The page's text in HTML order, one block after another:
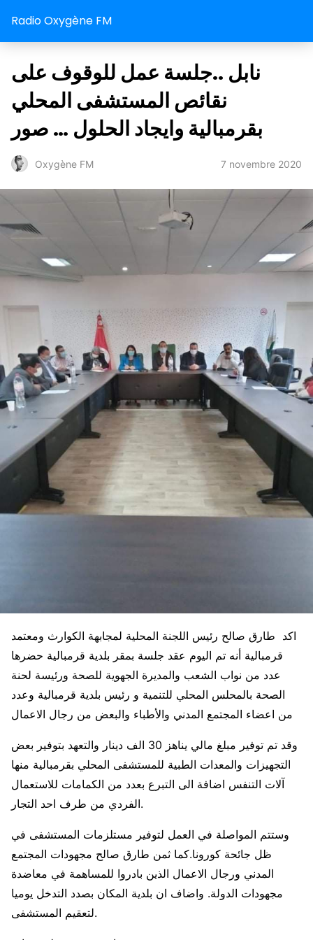
Radio Oxygène FM
نابل ..جلسة عمل للوقوف على
نقائص المستشفى المحلي
بقرمبالية وايجاد الحلول … صور
Oxygène FM 7 novembre 2020
اكد طارق صالح رئيس اللجنة المحلية لمجابهة الكوارث ومعتمد
قرمبالية أنه تم اليوم عقد جلسة بمقر بلدية قرمبالية حضرها
عدد من نواب الشعب والمديرة الجهوية للصحة ورئيسة لحنة
الصحة بالمحلس المحلي للتنمية و رئيس بلدية قرمبالية وعدد
من اعضاء المجتمع المدني والأطباء والبعض من رجال الاعمال
وقد تم توفير مبلغ مالي يناهز 30 الف دينار والتعهد بتوفير بعض
التجهيزات والمعدات الطبية للمستشفى المحلي بقرمبالية منها
آلات التنفس اضافة الى التبرع بعدد من الكمامات للاستعمال
الفردي من طرف احد التجار.
وستتم المواصلة في العمل لتوفير مستلزمات المستشفى في
ظل جائحة كورونا.كما ثمن طارق صالح مجهودات المجتمع
المدني ورجال الاعمال الذين بادروا للمساهمة في معاضدة
مجهودات الدولة. واضاف ان بلدية المكان بصدد التدخل يوميا
لتعقيم المستشفى.